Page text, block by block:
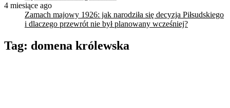
4 miesiące ago
Zamach majowy 1926: jak narodziła się decyzja Piłsudskiego
i dlaczego przewrót nie był planowany wcześniej?
Tag: domena królewska